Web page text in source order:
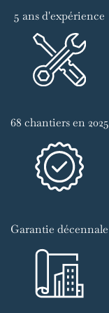
5 ans d'expérience
68 chantiers en 2025
Garantie décennale